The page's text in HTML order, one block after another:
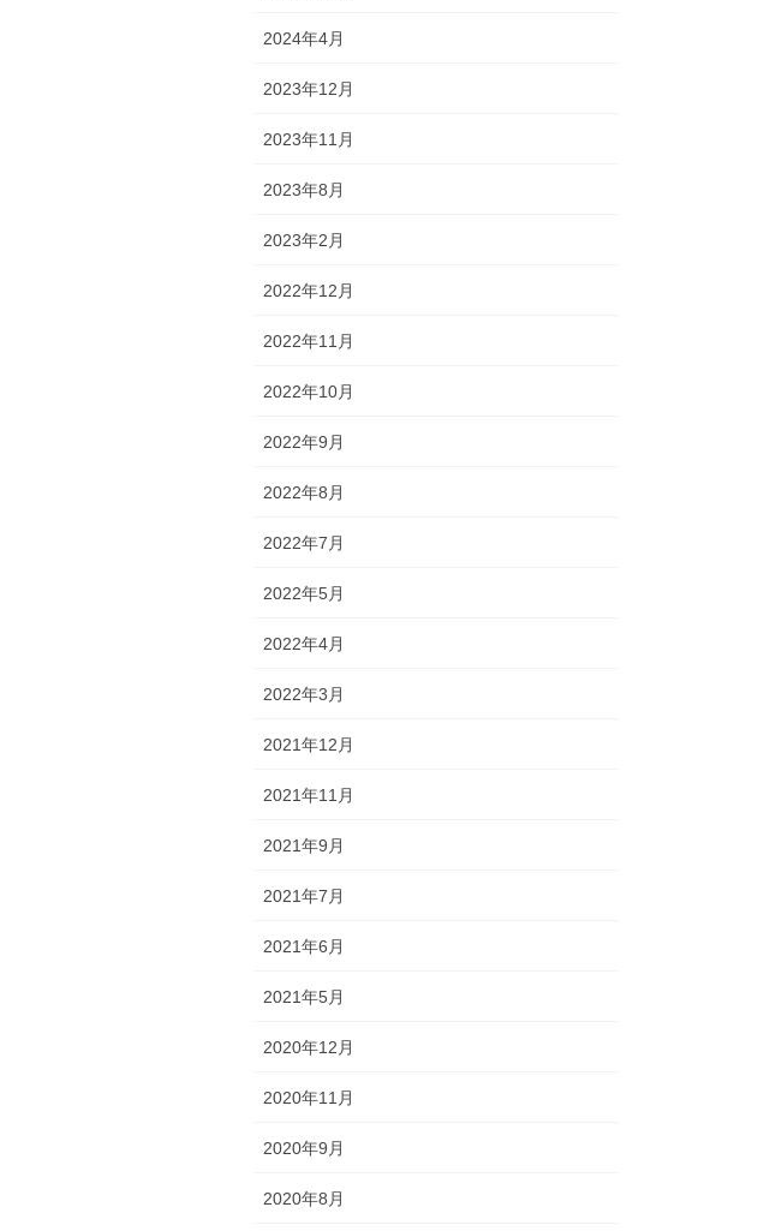
2024年4月
2023年12月
2023年11月
2023年8月
2023年2月
2022年12月
2022年11月
2022年10月
2022年9月
2022年8月
2022年7月
2022年5月
2022年4月
2022年3月
2021年12月
2021年11月
2021年9月
2021年7月
2021年6月
2021年5月
2020年12月
2020年11月
2020年9月
2020年8月